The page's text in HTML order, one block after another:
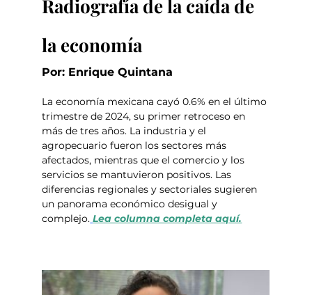
Radiografía de la caída de
la economía
Por: Enrique Quintana
La economía mexicana cayó 0.6% en el último
trimestre de 2024, su primer retroceso en
más de tres años. La industria y el
agropecuario fueron los sectores más
afectados, mientras que el comercio y los
servicios se mantuvieron positivos. Las
diferencias regionales y sectoriales sugieren
un panorama económico desigual y
complejo. Lea columna completa aquí.